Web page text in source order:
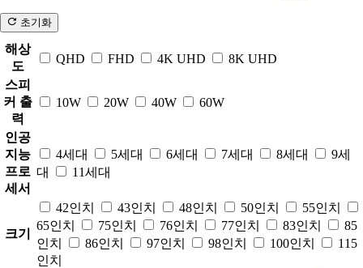
초기화
해상
도
QHD FHD 4K UHD
8K UHD
스피
커 출
력
10W 20W 40W 60W
인공
지능
프로
세서
4세대 5세대 6세대 7세대 8세대
9세
대
11세대
크기
42인치 43인치 48인치 50인치
55인치
65인치
75인치 76인치 77인치 83인치
85
인치
86인치 97인치 98인치 100인치
115
인치